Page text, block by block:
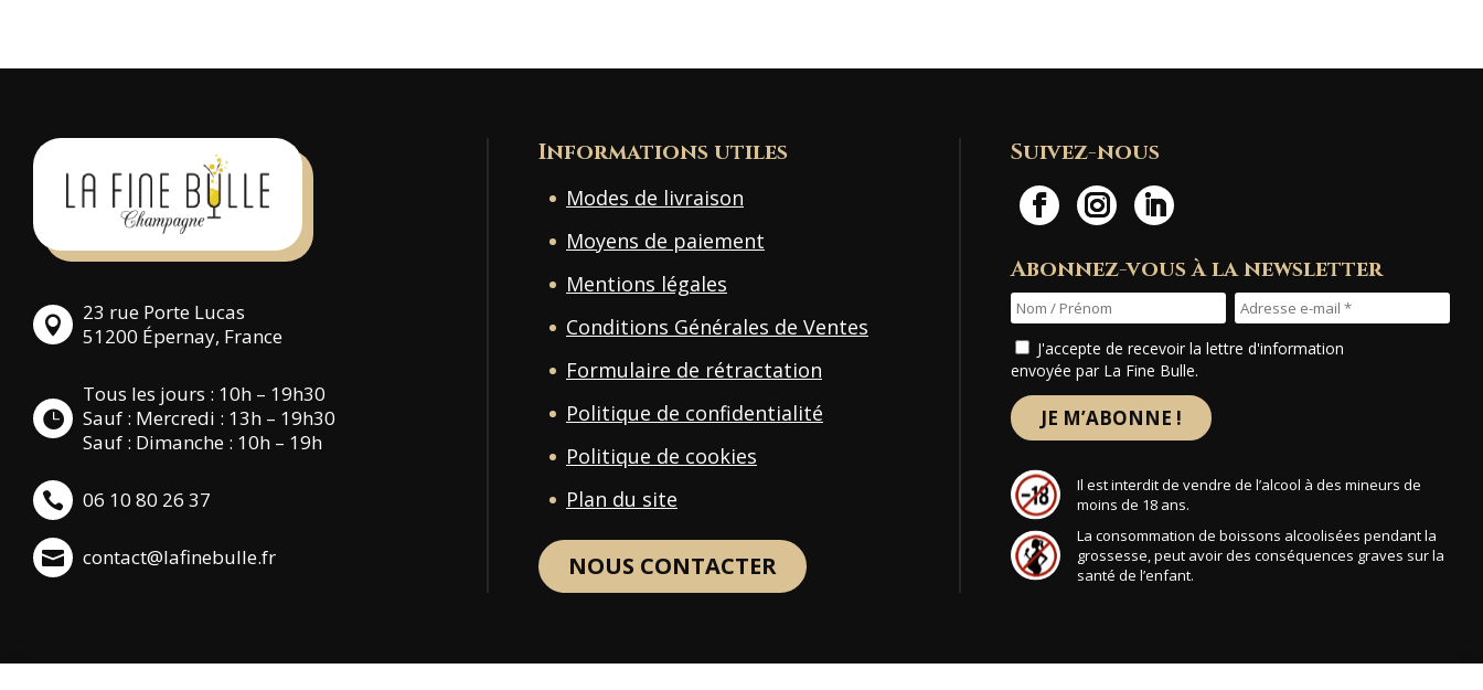
23 rue Porte Lucas
51200 Épernay, France
Tous les jours : 10h – 19h30
Sauf : Mercredi : 13h – 19h30
Sauf : Dimanche : 10h – 19h
06 10 80 26 37
contact@lafinebulle.fr
Informations utiles
Modes de livraison
Moyens de paiement
Mentions légales
Conditions Générales de Ventes
Formulaire de rétractation
Politique de confidentialité
Politique de cookies
Plan du site
NOUS CONTACTER
Suivez-nous
Abonnez-vous à la newsletter
J'accepte de recevoir la lettre d'information
envoyée par La Fine Bulle.
Il est interdit de vendre de l’alcool à des mineurs de
moins de 18 ans.
La consommation de boissons alcoolisées pendant la
grossesse, peut avoir des conséquences graves sur la
santé de l’enfant.